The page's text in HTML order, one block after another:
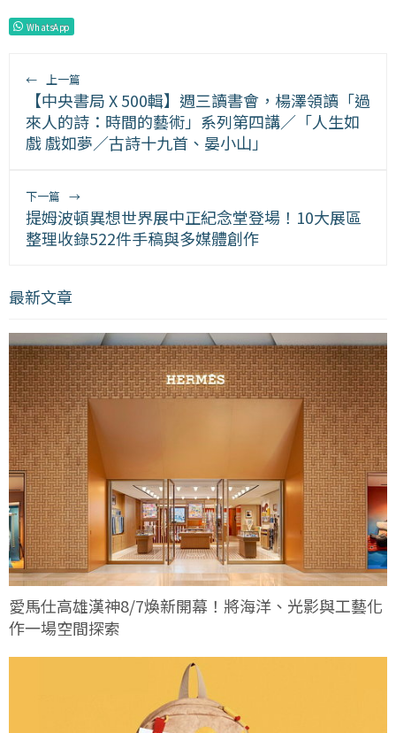
WhatsApp
← 上一篇
【中央書局 X 500輯】週三讀書會，楊澤領讀「過
來人的詩：時間的藝術」系列第四講／「人生如
戲 戲如夢／古詩十九首、晏小山」
下一篇 →
提姆波頓異想世界展中正紀念堂登場！10大展區
整理收錄522件手稿與多媒體創作
最新文章
愛馬仕高雄漢神8/7煥新開幕！將海洋、光影與工藝化
作一場空間探索